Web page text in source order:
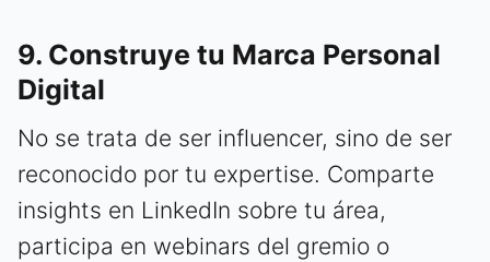
9. Construye tu Marca Personal
Digital
No se trata de ser influencer, sino de ser
reconocido por tu expertise. Comparte
insights en LinkedIn sobre tu área,
participa en webinars del gremio o